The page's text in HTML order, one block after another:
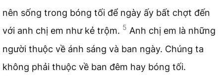
nên sống trong bóng tối để ngày ấy bất chợt đến
với anh chị em như kẻ trộm. 5 Anh chị em là những
người thuộc về ánh sáng và ban ngày. Chúng ta
không phải thuộc về ban đêm hay bóng tối.